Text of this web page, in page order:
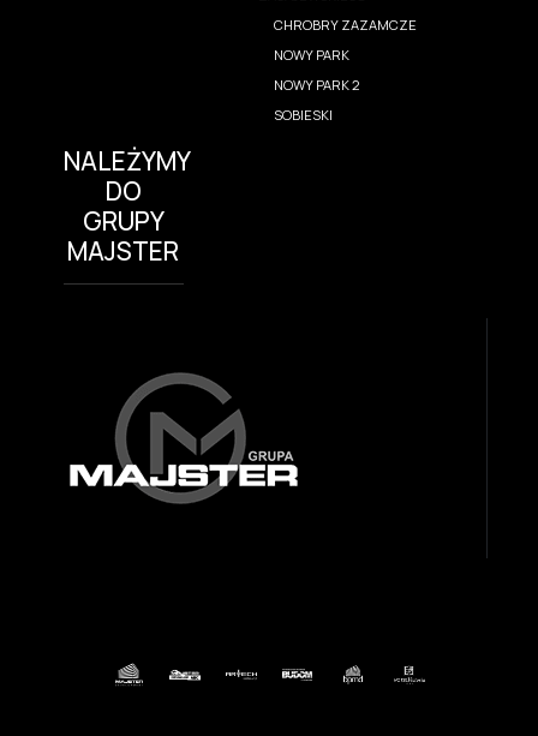
CHROBRY ZAZAMCZE
NOWY PARK
NOWY PARK 2
SOBIESKI
NALEŻYMY
DO
GRUPY
MAJSTER